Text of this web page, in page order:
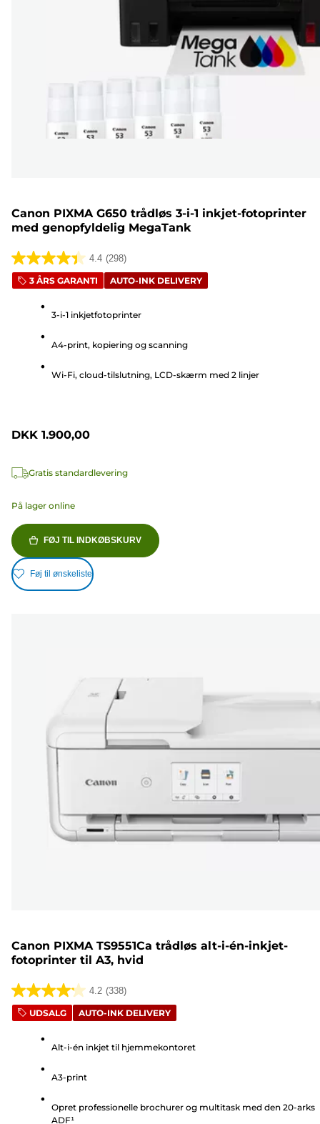
Canon PIXMA G650 trådløs 3-i-1 inkjet-fotoprinter
med genopfyldelig MegaTank
4.4 (298)
4.4
ud
stjerner.
anmeldelser
3 ÅRS GARANTI AUTO-INK DELIVERY
3-i-1 inkjetfotoprinter
A4-print, kopiering og scanning
Wi-Fi, cloud-tilslutning, LCD-skærm med 2 linjer
DKK 1.900,00
Gratis standardlevering
På lager online
FØJ TIL INDKØBSKURV
Føj til ønskeliste
Canon PIXMA TS9551Ca trådløs alt-i-én-inkjet-
fotoprinter til A3, hvid
4.2 (338)
4.2
ud
stjerner.
anmeldelser
UDSALG AUTO-INK DELIVERY
Alt-i-én inkjet til hjemmekontoret
A3-print
Opret professionelle brochurer og multitask med den 20-arks
ADF¹